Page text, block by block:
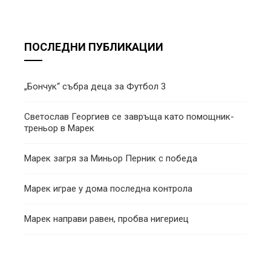
ПОСЛЕДНИ ПУБЛИКАЦИИ
„Бончук“ събра деца за Футбол 3
Светослав Георгиев се завръща като помощник-
треньор в Марек
Марек загря за Миньор Перник с победа
Марек играе у дома последна контрола
Марек направи равен, пробва нигериец